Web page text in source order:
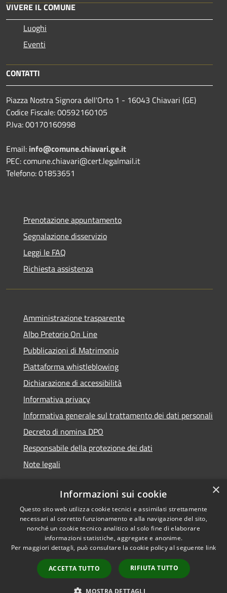
VIVERE IL COMUNE
Luoghi
Eventi
CONTATTI
Piazza Nostra Signora dell'Orto 1 - 16043 Chiavari (GE)
Codice Fiscale: 00592160105
P.Iva: 00170160998
Email: info@comune.chiavari.ge.it
PEC: comune.chiavari@cert.legalmail.it
Telefono: 01853651
Prenotazione appuntamento
Segnalazione disservizio
Leggi le FAQ
Richiesta assistenza
Amministrazione trasparente
Albo Pretorio On Line
Pubblicazioni di Matrimonio
Piattaforma whistleblowing
Dichiarazione di accessibilità
Informativa privacy
Informativa generale sul trattamento dei dati personali
Decreto di nomina DPO
Responsabile della protezione dei dati
Note legali
RSS
Accessibilità
Cookie
Mappa del sito
Piano di miglioramento
© 2021 - 2026 Comune di
Chiavari -Area Riservata
×
Informazioni sui cookie
Questo sito web utilizza cookie tecnici e assimilati strettamente
necessari al corretto funzionamento e alla navigazione del sito,
nonché un cookie tecnico analitico al solo fine di elaborare
informazioni statistiche, aggregate e anonime.
Per maggiori dettagli, può consultare la cookie policy al seguente link
ACCETTA TUTTO RIFIUTA TUTTO
MOSTRA DETTAGLI